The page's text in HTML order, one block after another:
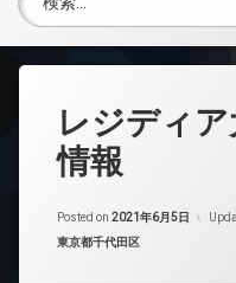
レジディ
情報
Posted on 2021年6月5日
カテゴリー:
東京都千代田区